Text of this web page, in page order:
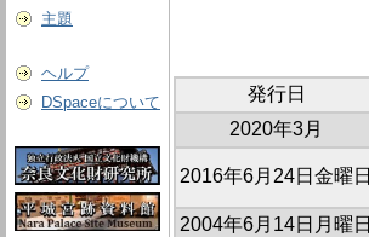
主題
ヘルプ
DSpaceについて
発行日
2020年3月
2016年6月24日金曜日
2004年6月14日月曜日